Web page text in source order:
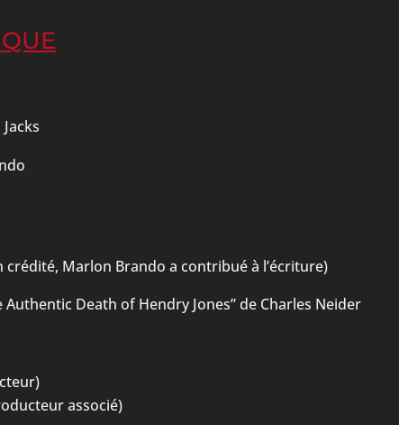
crédité, Marlon Brando a contribué à l’écriture)
Authentic Death of Hendry Jones” de Charles Neider
associé)